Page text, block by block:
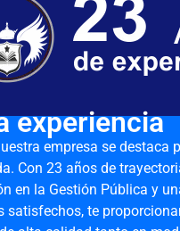
experiencia
empresa se destaca
Con 23 años de
en la Gestión Pública y
satisfechos, te